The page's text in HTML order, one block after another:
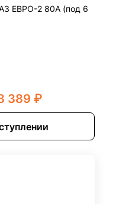
ЕВРО-2 80А (под 6
389 ₽